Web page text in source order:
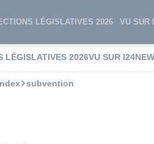
LÉGISLATIVES 2026 VU SUR
LÉGISLATIVES 2026VU SUR
subvention